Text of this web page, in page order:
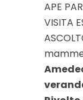
APE
VISITA